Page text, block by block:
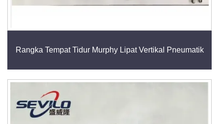
Rangka Tempat Tidur Murphy Lipat Vertikal Pneumatik